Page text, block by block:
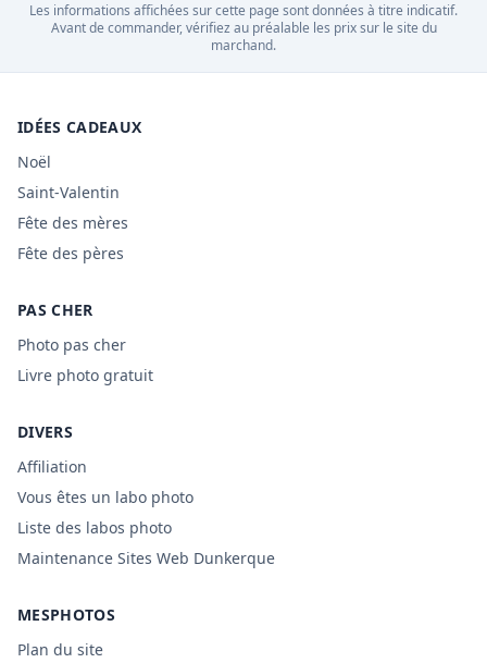
Les informations affichées sur cette page sont données à titre indicatif.
Avant de commander, vérifiez au préalable les prix sur le site du
marchand.
IDÉES CADEAUX
Noël
Saint-Valentin
Fête des mères
Fête des pères
PAS CHER
Photo pas cher
Livre photo gratuit
DIVERS
Affiliation
Vous êtes un labo photo
Liste des labos photo
Maintenance Sites Web Dunkerque
MESPHOTOS
Plan du site